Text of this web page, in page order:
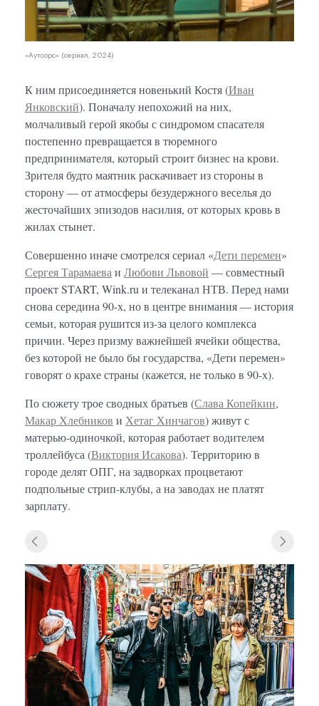
«Аутсорс» (сериал, 2024)
К ним присоединяется новенький Костя (Иван
Янковский). Поначалу непохожий на них,
молчаливый герой якобы с синдромом спасателя
постепенно превращается в тюремного
предпринимателя, который строит бизнес на крови.
Зрителя будто маятник раскачивает из стороны в
сторону — от атмосферы безудержного веселья до
жесточайших эпизодов насилия, от которых кровь в
жилах стынет.
Совершенно иначе смотрелся сериал «Дети перемен»
Сергея Тарамаеваи Любови Львовой — совместный
проект START, Wink.ru и телеканал НТВ. Перед нами
снова середина 90-х, но в центре внимания — история
семьи, которая рушится из-за целого комплекса
причин. Через призму важнейшей ячейки общества,
без которой не было бы государства, «Дети перемен»
говорят о крахе страны (кажется, не только в 90-х).
По сюжету трое сводных братьев (Слава Копейкин,
Макар Хлебников и Хетаг Хинчагов) живут с
матерью-одиночкой, которая работает водителем
троллейбуса (Виктория Исакова). Территорию в
городе делят ОПГ, на задворках процветают
подпольные стрип-клубы, а на заводах не платят
зарплату.